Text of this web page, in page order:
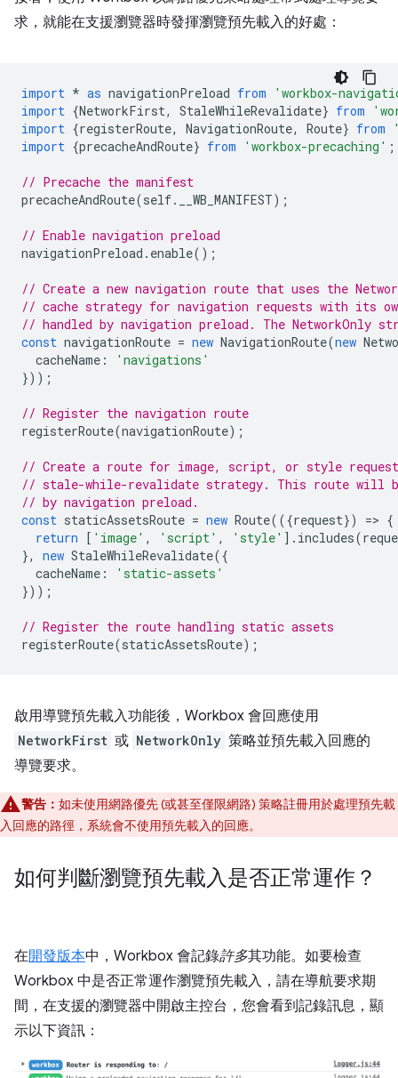
求，就能在支援瀏覽器時發揮瀏覽預先載入的好處：
import * as navigationPreload from
'workbox-
import {NetworkFirst, StaleWhileRevalidate} from
import {registerRoute, NavigationRoute, Route} from
import {precacheAndRoute} from 'workbox-precaching' ;
// Precache the manifest
precacheAndRoute(self. __WB_MANIFEST);
// Enable navigation preload
navigationPreload . enable();
// Create a new navigation route that uses the
// cache strategy for navigation requests with its
// handled by navigation preload. The NetworkOnly
const navigationRoute = new NavigationRoute(new
cacheName :
'navigations'
}));
// Register the navigation route
registerRoute(navigationRoute);
// Create a route for image, script, or style
// stale-while-revalidate strategy. This route will
// by navigation preload.
const staticAssetsRoute = new Route(({request}) => {
return
[ 'image' , 'script' , 'style' ]. includes(
},
new StaleWhileRevalidate({
cacheName :
'static-assets'
}));
// Register the route handling static assets
registerRoute(staticAssetsRoute);
啟用導覽預先載入功能後，Workbox 會回應使用
NetworkFirst 或 NetworkOnly 策略並預先載入回應的
導覽要求。
警告： 如未使用網路優先 (或甚至僅限網路) 策略註冊用於處理預先載
入回應的路徑，系統會不使用預先載入的回應。
如何判斷瀏覽預先載入是否正常運作？
在開發版本中，Workbox 會記錄許多其功能。如要檢查
Workbox 中是否正常運作瀏覽預先載入，請在導航要求期
間，在支援的瀏覽器中開啟主控台，您會看到記錄訊息，顯
示以下資訊：